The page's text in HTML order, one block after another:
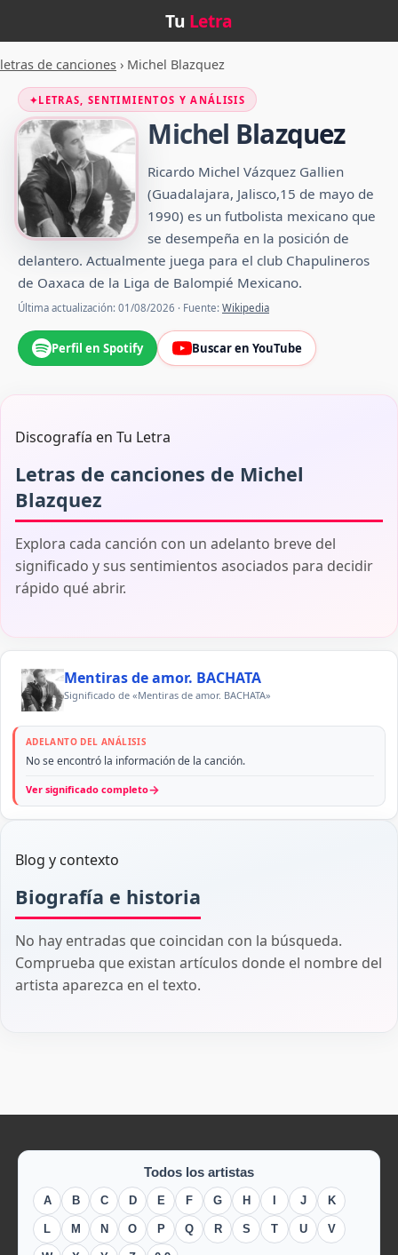
Tu Letra
letras de canciones › Michel Blazquez
✦LETRAS, SENTIMIENTOS Y ANÁLISIS
Michel Blazquez
Ricardo Michel Vázquez Gallien
(Guadalajara, Jalisco,15 de mayo de
1990) es un futbolista mexicano que
se desempeña en la posición de
delantero. Actualmente juega para el club Chapulineros
de Oaxaca de la Liga de Balompié Mexicano.
Última actualización: 01/08/2026 · Fuente: Wikipedia
Perfil en Spotify Buscar en YouTube
Discografía en Tu Letra
Letras de canciones de Michel
Blazquez
Explora cada canción con un adelanto breve del
significado y sus sentimientos asociados para decidir
rápido qué abrir.
Mentiras de amor. BACHATA
Significado de «Mentiras de amor. BACHATA»
ADELANTO DEL ANÁLISIS
No se encontró la información de la canción.
Ver significado completo→
Blog y contexto
Biografía e historia
No hay entradas que coincidan con la búsqueda.
Comprueba que existan artículos donde el nombre del
artista aparezca en el texto.
Todos los artistas
A B C D E F G H J K
L M N O P Q R S T U V